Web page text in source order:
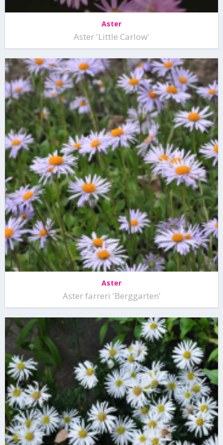
Aster
Aster 'Little Carlow'
Aster
Aster farreri 'Berggarten'